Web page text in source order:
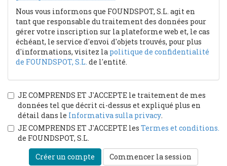
Nous vous informons que FOUNDSPOT, S.L. agit en
tant que responsable du traitement des données pour
gérer votre inscription sur la plateforme web et, le cas
échéant, le service d'envoi d'objets trouvés, pour plus
d'informations, visitez la politique de confidentialité
de FOUNDSPOT, S.L. de l'entité.
JE COMPRENDS ET J'ACCEPTE le traitement de mes
données tel que décrit ci-dessus et expliqué plus en
détail dans le Informativa sulla privacy.
JE COMPRENDS ET J'ACCEPTE les Termes et conditions.
de FOUNDSPOT, S.L.
Créer un compte
Commencer la session